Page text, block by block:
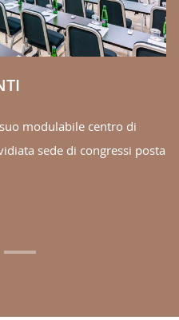
modulabile centro di
sede di congressi posta